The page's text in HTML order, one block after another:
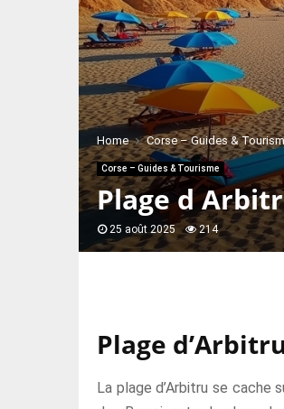
Home Corse – Guides &
Corse – Guides & Tourisme
Plage d
25 août 2025 214
Plage
La plage d’Arbitru se cache